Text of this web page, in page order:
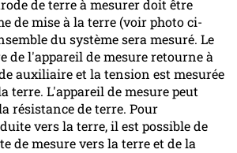
de terre à mesurer doit être
de mise à la terre (voir photo ci-
du système sera mesuré. Le
de l'appareil de mesure retourne à
auxiliaire et la tension est mesurée
terre. L'appareil de mesure peut
résistance de terre. Pour
vers la terre, il est possible de
de mesure vers la terre et de la